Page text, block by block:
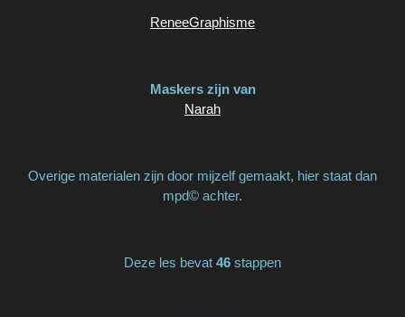
ReneeGraphisme
Maskers zijn van
Narah
Overige materialen zijn door mijzelf gemaakt, hier staat dan
mpd© achter.
Deze les bevat 46 stappen